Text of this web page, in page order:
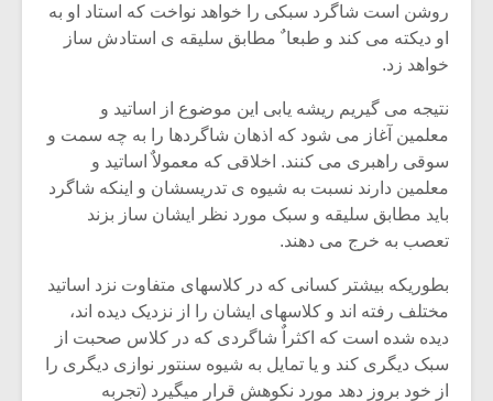
روشن است شاگرد سبکی را خواهد نواخت که استاد او به
او دیکته می کند و طبعا ٌ مطابق سلیقه ی استادش ساز
خواهد زد.
نتیجه می گیریم ریشه یابی این موضوع از اساتید و
معلمین آغاز می شود که اذهان شاگردها را به چه سمت و
سوقی راهبری می کنند. اخلاقی که معمولاٌ اساتید و
معلمین دارند نسبت به شیوه ی تدریسشان و اینکه شاگرد
باید مطابق سلیقه و سبک مورد نظر ایشان ساز بزند
تعصب به خرج می دهند.
بطوریکه بیشتر کسانی که در کلاسهای متفاوت نزد اساتید
مختلف رفته اند و کلاسهای ایشان را از نزدیک دیده اند،
دیده شده است که اکثراٌ شاگردی که در کلاس صحبت از
سبک دیگری کند و یا تمایل به شیوه سنتور نوازی دیگری را
از خود بروز دهد مورد نکوهش قرار میگیرد (تجربه